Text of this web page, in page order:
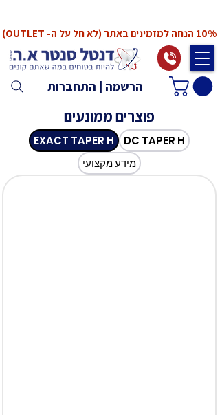
הרשמה | התחברות
10% הנחה למזמינים באתר (לא חל על ה- OUTLET)
פוצרים ממונעים
EXACT TAPER H
DC TAPER H
מידע מקצועי